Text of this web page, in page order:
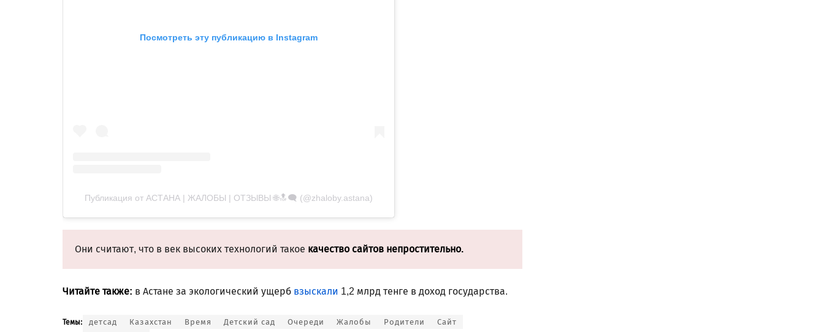
Посмотреть эту публикацию в Instagram
Публикация от АСТАНА | ЖАЛОБЫ | ОТЗЫВЫ 🌐🔝🗨️ (@zhaloby.astana)
Они считают, что в век высоких технологий такое качество сайтов непростительно.
Читайте также: в Астане за экологический ущерб взыскали 1,2 млрд тенге в доход государства.
Темы: детсад Казахстан Время Детский сад Очереди Жалобы Родители
Сайт